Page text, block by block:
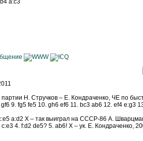
a:c3
партии Н. Стручков – Е. Кондраченко, ЧЕ по
9. fg5 fe5 10. gh6 ef6 11. bc3 ab6 12. ef4 e:g3
a:d2 Х – так выиграл на СССР-86 А.
4. f:d2 de5? 5. ab6! Х – ук. Е. Кондраченко,